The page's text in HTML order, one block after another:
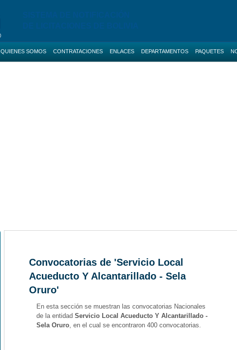
QUIENES SOMOS CONTRATACIONES ENLACES DEPARTAMENTOS PAQUETES
Convocatorias de 'Servicio Local
Acueducto Y Alcantarillado - Sela
Oruro'
En esta sección se muestran las convocatorias Nacionales
de la entidad Servicio Local Acueducto Y Alcantarillado -
Sela Oruro, en el cual se encontraron 400 convocatorias.